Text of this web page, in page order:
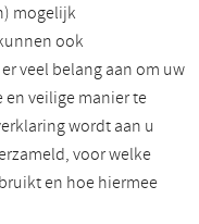
mogelijk
ook
veel belang aan om uw
veilige manier te
wordt aan u
voor welke
en hoe hiermee